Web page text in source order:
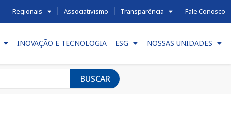
Regionais Associativismo Transparência Fale Conosco
INOVAÇÃO E TECNOLOGIA ESG NOSSAS UNIDADES
BUSCAR